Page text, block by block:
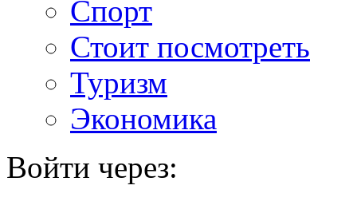
Спорт
Стоит посмотреть
Туризм
Экономика
Войти через: